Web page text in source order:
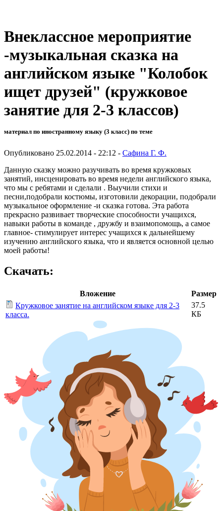
Внеклассное мероприятие
-музыкальная сказка на
английском языке "Колобок
ищет друзей" (кружковое
занятие для 2-3 классов)
материал по иностранному языку (3 класс) по теме
Опубликовано 25.02.2014 - 22:12 - Сафина Г. Ф.
Данную сказку можно разучивать во время кружковых
занятий, инсценировать во время недели английского языка,
что мы с ребятами и сделали . Выучили стихи и
песни,подобрали костюмы, изготовили декорации, подобрали
музыкальное оформление -и сказка готова. Эта работа
прекрасно развивает творческие способности учащихся,
навыки работы в команде , дружбу и взаимопомощь, а самое
главное- стимулирует интерес учащихся к дальнейшему
изучению английского языка, что и является основной целью
моей работы!
Скачать:
Вложение
Размер
Кружковое занятие на английском языке для 2-3
класса.
37.5
КБ